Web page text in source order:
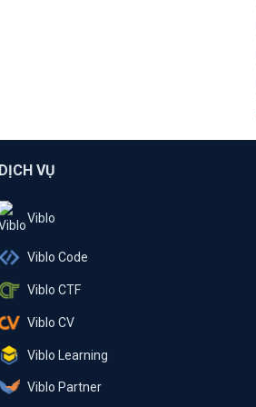
DỊCH VỤ
Viblo
Viblo Code
Viblo CTF
Viblo CV
Viblo Learning
Viblo Partner